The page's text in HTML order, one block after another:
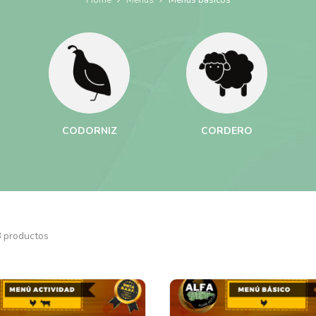
CODORNIZ CORDERO
productos